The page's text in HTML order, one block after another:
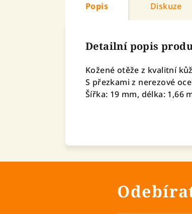
Popis Diskuze
Detailní popis
Kožené otěže z kvalitní
S přezkami z nerezové
Šířka: 19 mm, délka: 1,66